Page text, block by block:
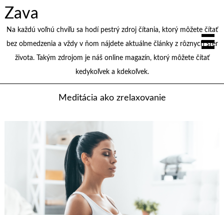
Zava
Na každú voľnú chvíľu sa hodí pestrý zdroj čítania, ktorý môžete čítať
bez obmedzenia a vždy v ňom nájdete aktuálne články z rôznych sfér
života. Takým zdrojom je náš online magazín, ktorý môžete čítať
kedykoľvek a kdekoľvek.
Meditácia ako zrelaxovanie